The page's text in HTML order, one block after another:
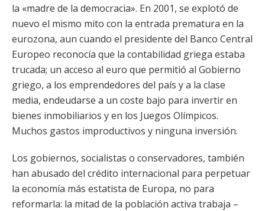
la «madre de la democracia». En 2001, se explotó de
nuevo el mismo mito con la entrada prematura en la
eurozona, aun cuando el presidente del Banco Central
Europeo reconocía que la contabilidad griega estaba
trucada; un acceso al euro que permitió al Gobierno
griego, a los emprendedores del país y a la clase
media, endeudarse a un coste bajo para invertir en
bienes inmobiliarios y en los Juegos Olímpicos.
Muchos gastos improductivos y ninguna inversión.
Los gobiernos, socialistas o conservadores, también
han abusado del crédito internacional para perpetuar
la economía más estatista de Europa, no para
reformarla: la mitad de la población activa trabaja –